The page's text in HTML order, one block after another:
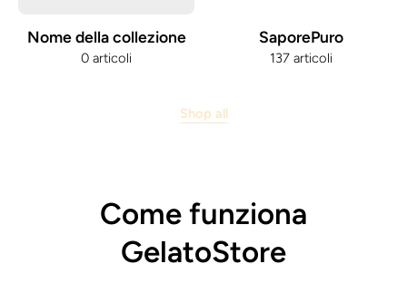
Nome della collezione
0 articoli
SaporePuro
137 articoli
Shop all
Come funziona
GelatoStore